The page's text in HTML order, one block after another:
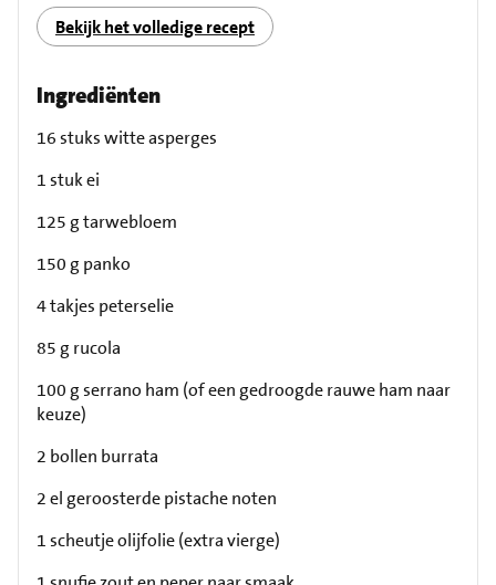
Bekijk het volledige recept
Ingrediënten
16 stuks witte asperges
1 stuk ei
125 g tarwebloem
150 g panko
4 takjes peterselie
85 g rucola
100 g serrano ham (of een gedroogde rauwe ham naar
keuze)
2 bollen burrata
2 el geroosterde pistache noten
1 scheutje olijfolie (extra vierge)